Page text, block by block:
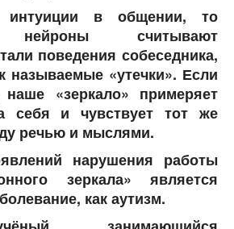
интуиции в общении, то
нейроны считывают
поведения собеседника,
называемые «утечки». Если
«зеркало» примеряет
себя и чувствует тот же
речью и мыслями.
нарушения работы
зеркала» является
как аутизм.